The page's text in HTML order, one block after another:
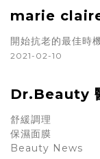
marie
開始抗老的最佳時
2021-02-10
Dr.Beauty
舒緩調理
保濕面膜
Beauty News